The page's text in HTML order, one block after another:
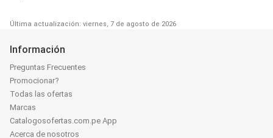
Última actualización: viernes, 7 de agosto de 2026
Información
Preguntas Frecuentes
Promocionar?
Todas las ofertas
Marcas
Catalogosofertas.com.pe App
Acerca de nosotros